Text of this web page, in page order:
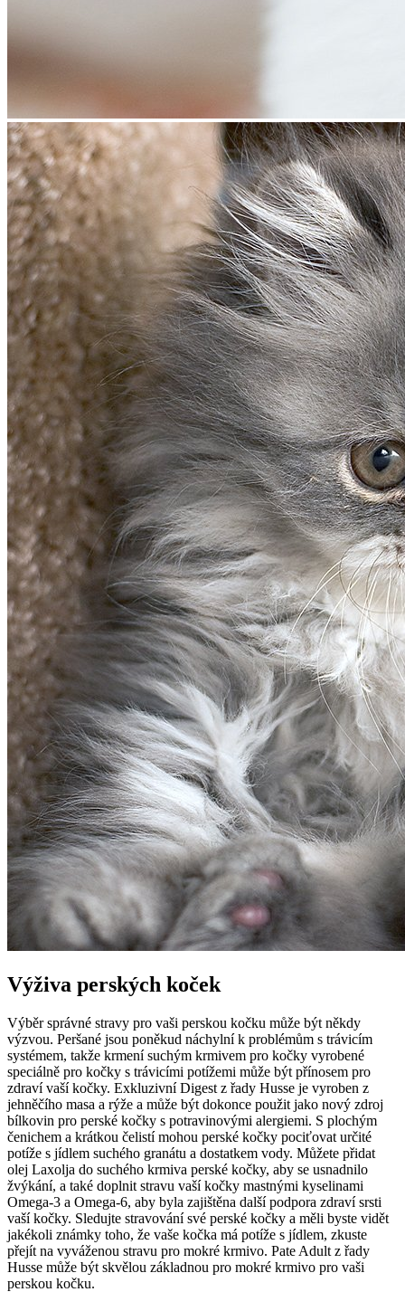
Výživa perských koček
Výběr správné stravy pro vaši perskou kočku může být někdy
výzvou. Peršané jsou poněkud náchylní k problémům s trávicím
systémem, takže krmení suchým krmivem pro kočky vyrobené
speciálně pro kočky s trávicími potížemi může být přínosem pro
zdraví vaší kočky. Exkluzivní Digest z řady Husse je vyroben z
jehněčího masa a rýže a může být dokonce použit jako nový zdroj
bílkovin pro perské kočky s potravinovými alergiemi. S plochým
čenichem a krátkou čelistí mohou perské kočky pociťovat určité
potíže s jídlem suchého granátu a dostatkem vody. Můžete přidat
olej Laxolja do suchého krmiva perské kočky, aby se usnadnilo
žvýkání, a také doplnit stravu vaší kočky mastnými kyselinami
Omega-3 a Omega-6, aby byla zajištěna další podpora zdraví srsti
vaší kočky. Sledujte stravování své perské kočky a měli byste vidět
jakékoli známky toho, že vaše kočka má potíže s jídlem, zkuste
přejít na vyváženou stravu pro mokré krmivo. Pate Adult z řady
Husse může být skvělou základnou pro mokré krmivo pro vaši
perskou kočku.